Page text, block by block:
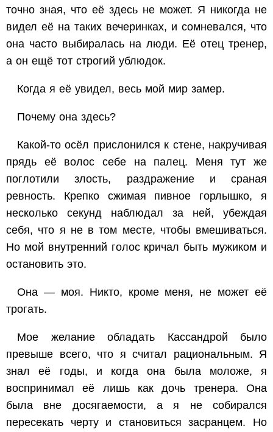
точно зная, что её здесь не может. Я никогда не
видел её на таких вечеринках, и сомневался, что
она часто выбиралась на люди. Её отец тренер,
а он ещё тот строгий ублюдок.
Когда я её увидел, весь мой мир замер.
Почему она здесь?
Какой-то осёл прислонился к стене, накручивая
прядь её волос себе на палец. Меня тут же
поглотили злость, раздражение и сраная
ревность. Крепко сжимая пивное горлышко, я
несколько секунд наблюдал за ней, убеждая
себя, что я не в том месте, чтобы вмешиваться.
Но мой внутренний голос кричал быть мужиком и
остановить это.
Она — моя. Никто, кроме меня, не может её
трогать.
Мое желание обладать Кассандрой было
превыше всего, что я считал рациональным. Я
знал её годы, и когда она была моложе, я
воспринимал её лишь как дочь тренера. Она
была вне досягаемости, а я не собирался
пересекать черту и становиться засранцем. Но